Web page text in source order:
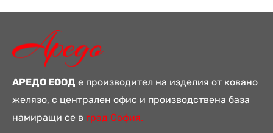
АРЕДО ЕООД е производител на изделия от ковано
желязо, с централен офис и производствена база
намиращи се в град София.